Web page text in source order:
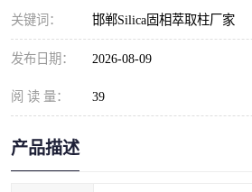
关键词： 邯郸Silica固相萃取柱厂家
发布日期： 2026-08-09
阅 读 量： 39
产品描述